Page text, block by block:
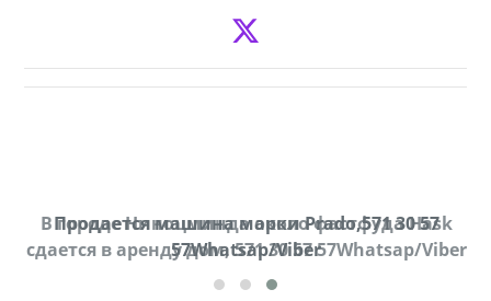
В городе Ниноцминда около фастфуда Hask
cдается в аренду дом, 571 30 57 57Whatsap/Viber
Продается машина марки Prado,571 30 57
57Whatsap/Viber